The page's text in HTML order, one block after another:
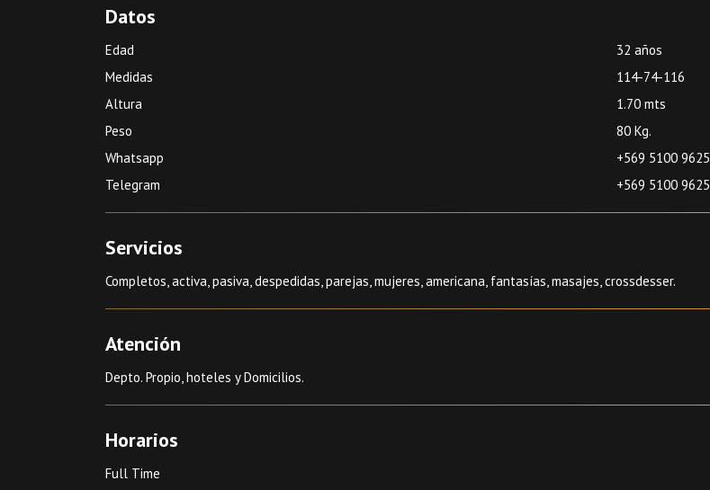
Datos
Edad
Medidas
Altura
Peso
Whatsapp
Telegram
32 años
114-74-116
1.70 mts
80 Kg.
+569 5100 9625
+569 5100 9625
Servicios
Completos, activa, pasiva, despedidas, parejas, mujeres, americana, fantasías, masajes, crossdesser.
Atención
Depto. Propio, hoteles y Domicilios.
Horarios
Full Time